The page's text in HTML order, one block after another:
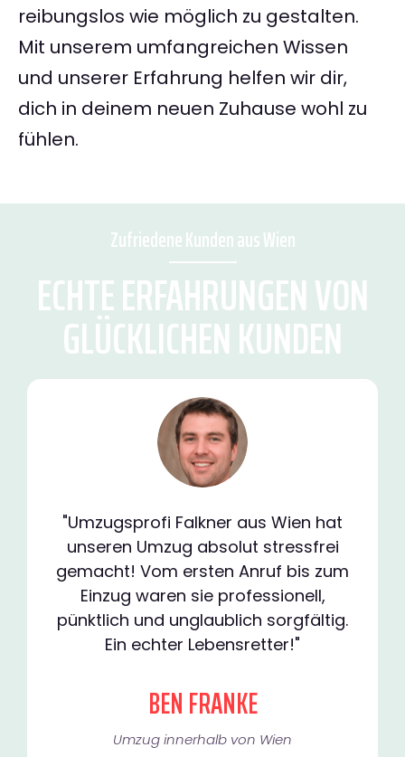
reibungslos wie möglich zu gestalten.
Mit unserem umfangreichen Wissen
und unserer Erfahrung helfen wir dir,
dich in deinem neuen Zuhause wohl zu
fühlen.
Zufriedene Kunden aus Wien
ECHTE ERFAHRUNGEN VON
GLÜCKLICHEN KUNDEN
"Umzugsprofi Falkner aus Wien hat
unseren Umzug absolut stressfrei
gemacht! Vom ersten Anruf bis zum
Einzug waren sie professionell,
pünktlich und unglaublich sorgfältig.
Ein echter Lebensretter!"
BEN FRANKE
Umzug innerhalb von Wien​